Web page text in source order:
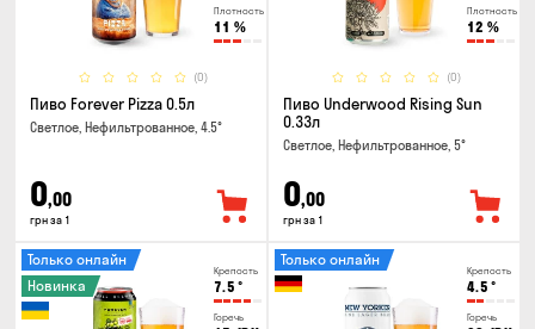
Плотность
11 %
(0)
Пиво Forever Pizza 0.5л
Светлое, Нефильтрованное, 4.5°
0,00
грн за 1
Плотность
12 %
(0)
Пиво Underwood Rising Sun
0.33л
Светлое, Нефильтрованное, 5°
0,00
грн за 1
Крепость
7.5 °
Горечь
Только онлайн
Новинка
Крепость
4.5 °
Горечь
Только онлайн